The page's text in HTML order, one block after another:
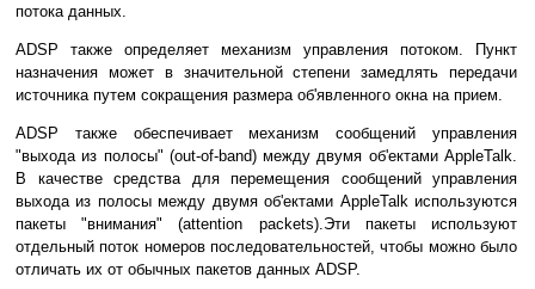
потока данных.
ADSP также определяет механизм управления потоком. Пункт
назначения может в значительной степени замедлять передачи
источника путем сокращения размера об'явленного окна на прием.
ADSP также обеспечивает механизм сообщений управления
"выхода из полосы" (out-of-band) между двумя об'ектами AppleTalk.
В качестве средства для перемещения сообщений управления
выхода из полосы между двумя об'ектами AppleTalk используются
пакеты "внимания" (attention packets).Эти пакеты используют
отдельный поток номеров последовательностей, чтобы можно было
отличать их от обычных пакетов данных ADSP.